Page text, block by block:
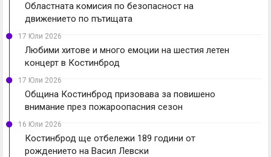
Областната комисия по безопасност на
движението по пътищата
17 Юли 2026
Любими хитове и много емоции на шестия летен
концерт в Костинброд
17 Юли 2026
Община Костинброд призовава за повишено
внимание през пожароопасния сезон
16 Юли 2026
Костинброд ще отбележи 189 години от
рождението на Васил Левски